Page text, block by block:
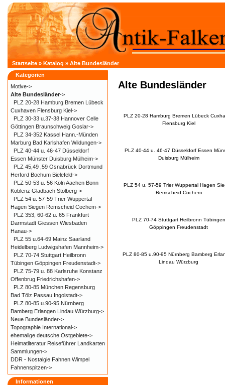
Startseite » Katalog » Alte Bundesländer
Alte Bundesländer
PLZ 20-28 Hamburg Bremen Lübeck
Flensburg Kiel
PLZ 40-44 u. 46-47 Düsseldorf Essen
Duisburg Mülheim
PLZ 54 u. 57-59 Trier Wuppertal Hagen
Remscheid Cochem
PLZ 70-74 Stuttgart Heilbronn Tübingen
Göppingen Freudenstadt
PLZ 80-85 u.90-95 Nürnberg Bamberg
Lindau Würzburg
Kategorien
Motive->
Alte Bundesländer->
PLZ 20-28 Hamburg Bremen Lübeck
Cuxhaven Flensburg Kiel->
PLZ 30-33 u.37-38 Hannover Celle
Göttingen Braunschweig Goslar->
PLZ 34-352 Kassel Hann.-Münden
Marburg Bad Karlshafen Wildungen->
PLZ 40-44 u. 46-47 Düsseldorf
Essen Münster Duisburg Mülheim->
PLZ 45,49 ,59 Osnabrück Dortmund
Herford Bochum Bielefeld->
PLZ 50-53 u. 56 Köln Aachen Bonn
Koblenz Gladbach Stolberg->
PLZ 54 u. 57-59 Trier Wuppertal
Hagen Siegen Remscheid Cochem->
PLZ 353, 60-62 u. 65 Frankfurt
Darmstadt Giessen Wiesbaden
Hanau->
PLZ 55 u.64-69 Mainz Saarland
Heidelberg Ludwigshafen Mannheim->
PLZ 70-74 Stuttgart Heilbronn
Tübingen Göppingen Freudenstadt->
PLZ 75-79 u. 88 Karlsruhe Konstanz
Offenbrug Friedrichshafen->
PLZ 80-85 München Regensburg
Bad Tölz Passau Ingolstadt->
PLZ 80-85 u.90-95 Nürnberg
Bamberg Erlangen Lindau Würzburg->
Neue Bundesländer->
Topographie International->
ehemalige deutsche Ostgebiete->
Heimatliteratur Reiseführer Landkarten
Sammlungen->
DDR - Nostalgie Fahnen Wimpel
Fahnenspitzen->
Informationen